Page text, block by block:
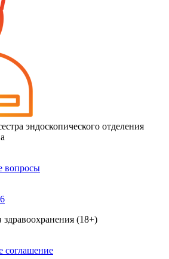
эндоскопического отделения
вопросы
(18+)
соглашение